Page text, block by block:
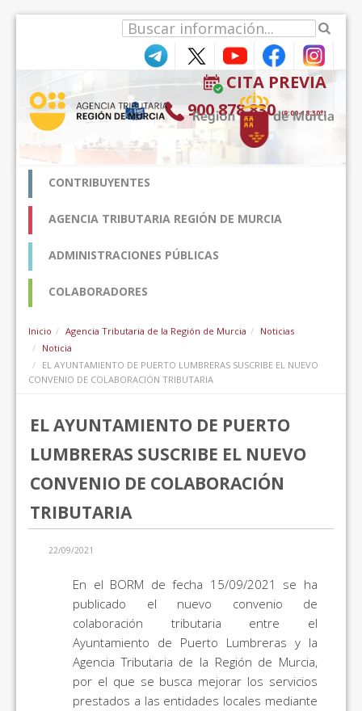
CITA PREVIA
900 878 830 (9:00-18:30*)
CONTRIBUYENTES
AGENCIA TRIBUTARIA REGIÓN DE MURCIA
ADMINISTRACIONES PÚBLICAS
COLABORADORES
Inicio Agencia Tributaria de la Región de Murcia
Noticias
Noticia
EL AYUNTAMIENTO DE PUERTO LUMBRERAS SUSCRIBE EL NUEVO
CONVENIO DE COLABORACIÓN TRIBUTARIA
EL AYUNTAMIENTO DE PUERTO
LUMBRERAS SUSCRIBE EL NUEVO
CONVENIO DE COLABORACIÓN
TRIBUTARIA
22/09/2021
En el BORM de fecha 15/09/2021 se ha
publicado el nuevo convenio de
colaboración tributaria entre el
Ayuntamiento de Puerto Lumbreras y la
Agencia Tributaria de la Región de Murcia,
por el que se busca mejorar los servicios
prestados a las entidades locales mediante